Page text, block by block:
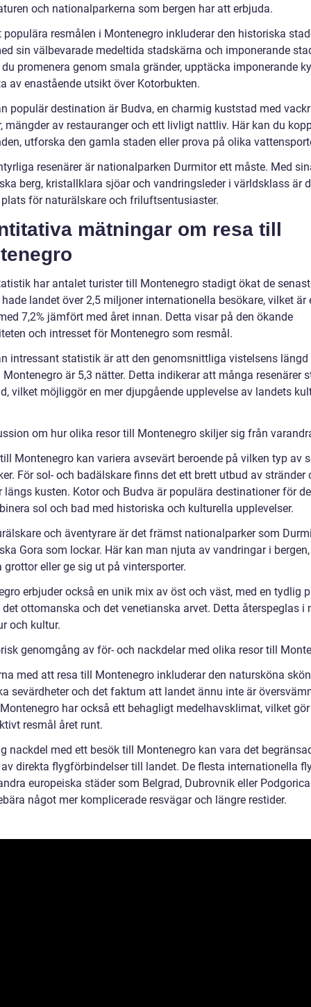
och nationalparkerna som bergen har att erbjuda.
populära resmålen i Montenegro inkluderar den historiska
sin välbevarade medeltida stadskärna och imponerande
promenera genom smala gränder, upptäcka imponerande
av enastående utsikt över Kotorbukten.
populär destination är Budva, en charmig kuststad med
mängder av restauranger och ett livligt nattliv. Här kan du
utforska den gamla staden eller prova på olika
resenärer är nationalparken Durmitor ett måste. Med
berg, kristallklara sjöar och vandringsleder i världsklass är
för naturälskare och friluftsentusiaster.
mätningar om resa till
har antalet turister till Montenegro stadigt ökat de
landet över 2,5 miljoner internationella besökare, vilket är
7,2% jämfört med året innan. Detta visar på den ökande
och intresset för Montenegro som resmål.
intressant statistik är att den genomsnittliga vistelsens
Montenegro är 5,3 nätter. Detta indikerar att många resenärer
vilket möjliggör en mer djupgående upplevelse av landets
om hur olika resor till Montenegro skiljer sig från
Montenegro kan variera avsevärt beroende på vilken typ av
För sol- och badälskare finns det ett brett utbud av stränder
längs kusten. Kotor och Budva är populära destinationer för
sol och bad med historiska och kulturella upplevelser.
och äventyrare är det främst nationalparker som
Gora som lockar. Här kan man njuta av vandringar i bergen,
grottor eller ge sig ut på vintersporter.
erbjuder också en unik mix av öst och väst, med en tydlig
det ottomanska och det venetianska arvet. Detta återspeglas i
och kultur.
genomgång av för- och nackdelar med olika resor till
med att resa till Montenegro inkluderar den natursköna
sevärdheter och det faktum att landet ännu inte är
har också ett behagligt medelhavsklimat, vilket
resmål året runt.
nackdel med ett besök till Montenegro kan vara det
direkta flygförbindelser till landet. De flesta internationella
europeiska städer som Belgrad, Dubrovnik eller
något mer komplicerade resvägar och längre restider.